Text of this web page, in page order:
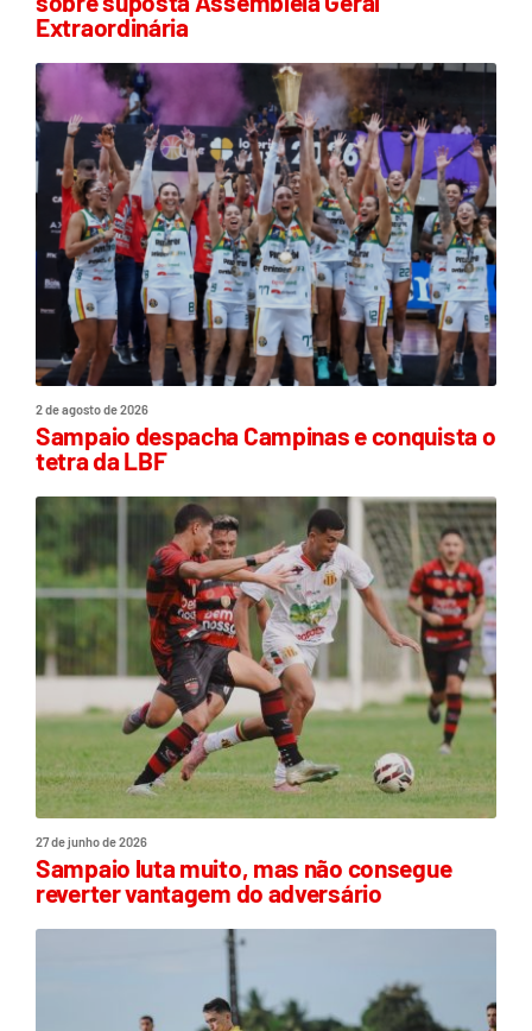
Extraordinária
2 de agosto de 2026
Sampaio despacha Campinas e conquista o
tetra da LBF
27 de junho de 2026
Sampaio luta muito, mas não consegue
reverter vantagem do adversário